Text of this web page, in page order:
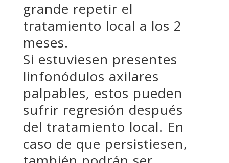
grande repetir el
tratamiento local a los 2
meses.
Si estuviesen presentes
linfonódulos axilares
palpables, estos pueden
sufrir regresión después
del tratamiento local. En
caso de que persistiesen,